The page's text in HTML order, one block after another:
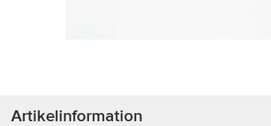
Artikelinformation